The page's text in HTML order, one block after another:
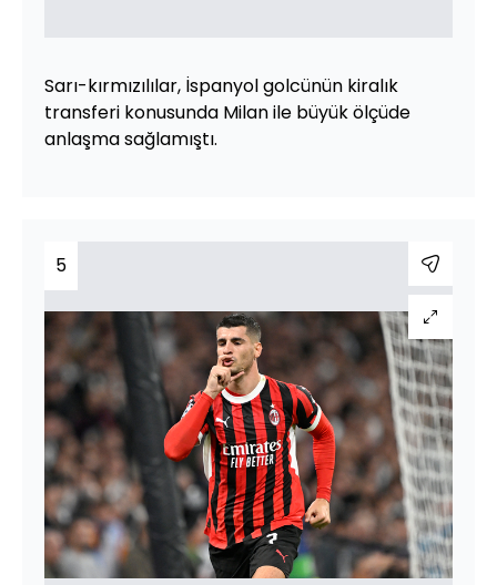
Sarı-kırmızılılar, İspanyol golcünün kiralık
transferi konusunda Milan ile büyük ölçüde
anlaşma sağlamıştı.
5